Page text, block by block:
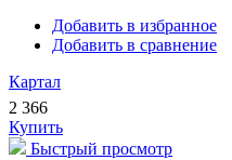
Добавить в избранное
Добавить в сравнение
Картал
2 366
Купить
Быстрый просмотр